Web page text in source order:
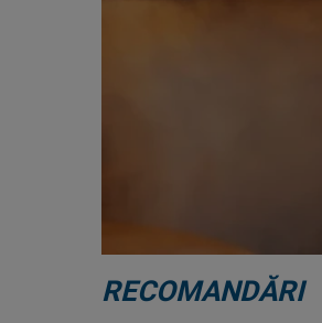
RECOMANDĂRI